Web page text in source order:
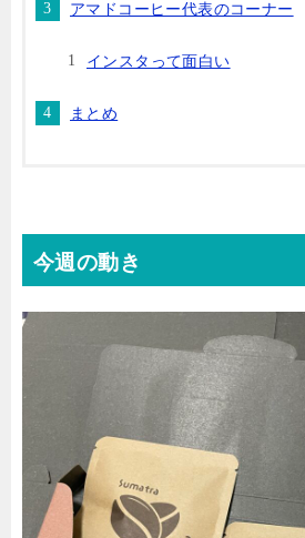
アマドコーヒー代表のコーナー
インスタって面白い
まとめ
今週の動き